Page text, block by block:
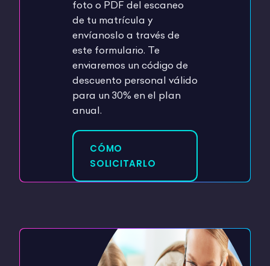
foto o PDF del escaneo
de tu matrícula y
envíanoslo a través de
este formulario. Te
enviaremos un código de
descuento personal válido
para un 30% en el plan
anual.
CÓMO
SOLICITARLO